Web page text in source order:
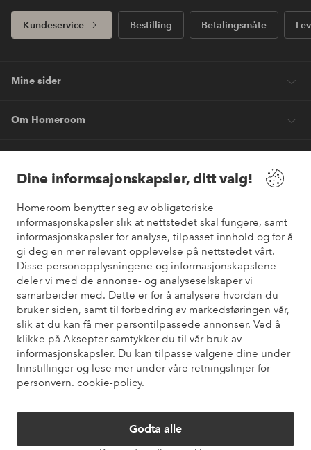
Dine informsajonskapsler, ditt valg!
Homeroom benytter seg av obligatoriske
informasjonskapsler slik at nettstedet skal fungere, samt
informasjonskapsler for analyse, tilpasset innhold og for å
gi deg en mer relevant opplevelse på nettstedet vårt.
Disse personopplysningene og informasjonskapslene
deler vi med de annonse- og analyseselskaper vi
samarbeider med. Dette er for å analysere hvordan du
bruker siden, samt til forbedring av markedsføringen vår,
slik at du kan få mer persontilpassede annonser. Ved å
klikke på Aksepter samtykker du til vår bruk av
informasjonskapsler. Du kan tilpasse valgene dine under
Innstillinger og lese mer under våre retningslinjer for
personvern. cookie-policy.
Godta alle
Kundeservice Bestilling Betalingsmåte
Mine sider
Om Homeroom
Venner
Sikre betalinger
Vil du vite mer om våre betalingsalternativer?
elpy